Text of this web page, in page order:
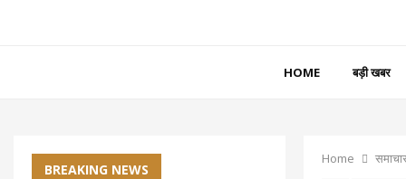
HOME बड़ी खबर
Home
BREAKING NEWS